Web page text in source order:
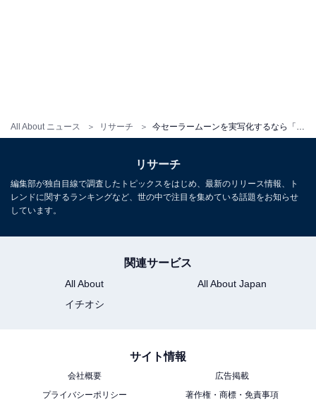
All About ニュース リサーチ
今、実写化するなら「セーラームーン」を演じ
てほしい俳優ランキング！ 2位「今田美桜」、1
位は？
リサーチ
編集部が独自目線で調査したトピックスをはじめ、最新のリリース情報、ト
レンドに関するランキングなど、世の中で注目を集めている話題をお知らせ
しています。
関連サービス
All About
All About Japan
イチオシ
サイト情報
会社概要
広告掲載
プライバシーポリシー
著作権・商標・免責事項